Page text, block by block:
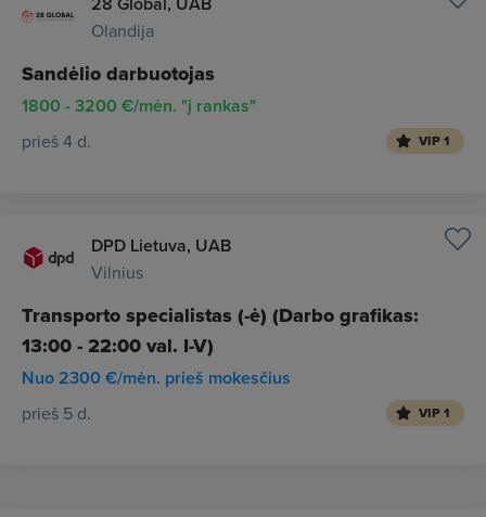
Olandija
Sandėlio darbuotojas
1800 - 3200 €/mėn. "į rankas"
prieš 4 d. VIP 1
DPD Lietuva, UAB
Vilnius
Transporto specialistas (-ė) (Darbo grafikas:
13:00 - 22:00 val. I-V)
Nuo 2300 €/mėn. prieš mokesčius
prieš 5 d. VIP 1